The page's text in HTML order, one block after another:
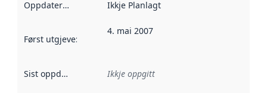
Oppdateringsfrekvens :
Ikkje Planlagt
Først utgjeve:
4. mai 2007
Sist oppdatert Ikkje oppgitt